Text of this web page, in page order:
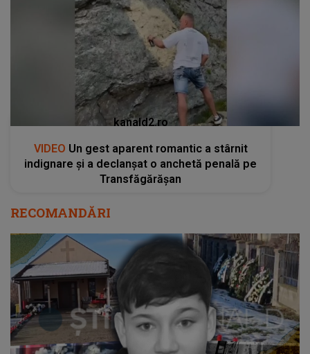
kanald2.ro
VIDEO Un gest aparent romantic a stârnit
indignare și a declanșat o anchetă penală pe
Transfăgărășan
RECOMANDĂRI